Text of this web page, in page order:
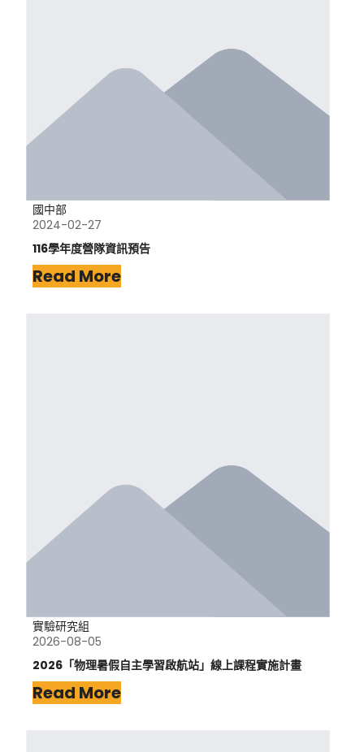
國中部
2024-02-27
116學年度營隊資訊預告
Read More
實驗研究組
2026-08-05
2026「物理暑假自主學習啟航站」線上課程實施計畫
Read More